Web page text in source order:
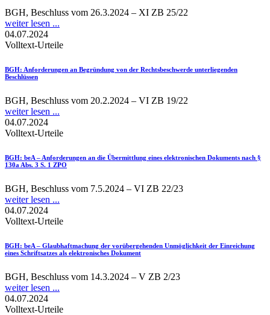
BGH, Beschluss vom 26.3.2024 – XI ZB 25/22
weiter lesen ...
04.07.2024
Volltext-Urteile
BGH: Anforderungen an Begründung von der Rechtsbeschwerde unterliegenden
Beschlüssen
BGH, Beschluss vom 20.2.2024 – VI ZB 19/22
weiter lesen ...
04.07.2024
Volltext-Urteile
BGH: beA – Anforderungen an die Übermittlung eines elektronischen Dokuments nach §
130a Abs. 3 S. 1 ZPO
BGH, Beschluss vom 7.5.2024 – VI ZB 22/23
weiter lesen ...
04.07.2024
Volltext-Urteile
BGH: beA – Glaubhaftmachung der vorübergehenden Unmöglichkeit der Einreichung
eines Schriftsatzes als elektronisches Dokument
BGH, Beschluss vom 14.3.2024 – V ZB 2/23
weiter lesen ...
04.07.2024
Volltext-Urteile